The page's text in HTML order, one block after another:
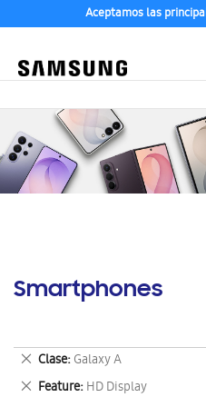
Aceptamos las
Smartphones
Clase Galaxy A
Eliminar
este
artículo
Feature HD Display
Eliminar